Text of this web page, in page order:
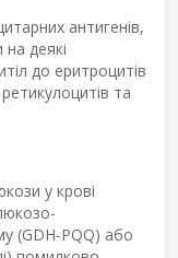
антигенів,
деякі
до еритроцитів
та
у крові
(GDH-PQQ) або